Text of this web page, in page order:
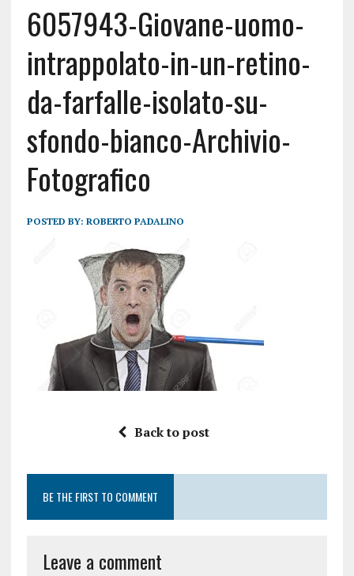
6057943-Giovane-uomo-
intrappolato-in-un-retino-
da-farfalle-isolato-su-
sfondo-bianco-Archivio-
Fotografico
POSTED BY: ROBERTO PADALINO
Back to post
BE THE FIRST TO COMMENT
Leave a comment